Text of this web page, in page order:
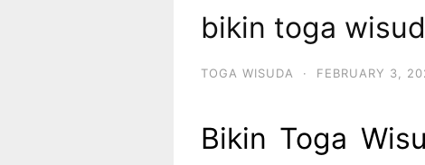
bikin toga
TOGA WISUDA · FEBRUARY 3,
Bikin Toga